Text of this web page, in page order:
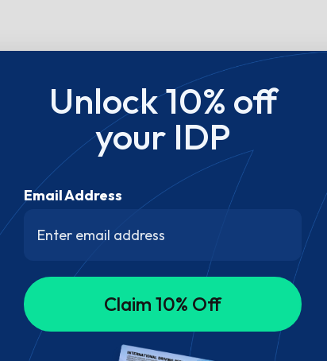
Unlock 10% off
your IDP
Email Address
Claim 10% Off